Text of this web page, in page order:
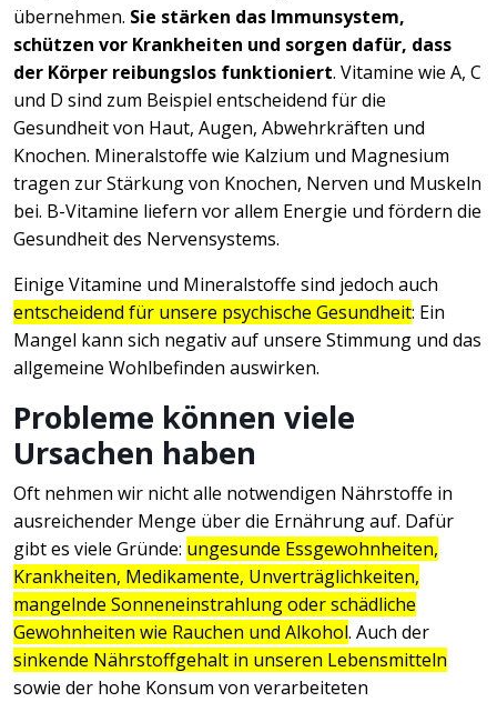
übernehmen. Sie stärken das Immunsystem,
schützen vor Krankheiten und sorgen dafür, dass
der Körper reibungslos funktioniert. Vitamine wie A, C
und D sind zum Beispiel entscheidend für die
Gesundheit von Haut, Augen, Abwehrkräften und
Knochen. Mineralstoffe wie Kalzium und Magnesium
tragen zur Stärkung von Knochen, Nerven und Muskeln
bei. B-Vitamine liefern vor allem Energie und fördern die
Gesundheit des Nervensystems.
Einige Vitamine und Mineralstoffe sind jedoch auch
entscheidend für unsere psychische Gesundheit: Ein
Mangel kann sich negativ auf unsere Stimmung und das
allgemeine Wohlbefinden auswirken.
Probleme können viele
Ursachen haben
Oft nehmen wir nicht alle notwendigen Nährstoffe in
ausreichender Menge über die Ernährung auf. Dafür
gibt es viele Gründe: ungesunde Essgewohnheiten,
Krankheiten, Medikamente, Unverträglichkeiten,
mangelnde Sonneneinstrahlung oder schädliche
Gewohnheiten wie Rauchen und Alkohol. Auch der
sinkende Nährstoffgehalt in unseren Lebensmitteln
sowie der hohe Konsum von verarbeiteten